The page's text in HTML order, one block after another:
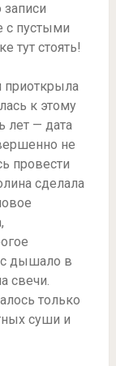
с пустыми
тут стоять!
приоткрыла
к этому
лет — дата
не
провести
сделала
дышало в
свечи.
только
суши и